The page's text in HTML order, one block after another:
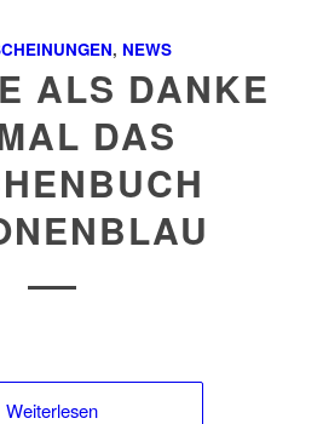
, NEWS
ALS DANKE
DAS
Weiterlesen